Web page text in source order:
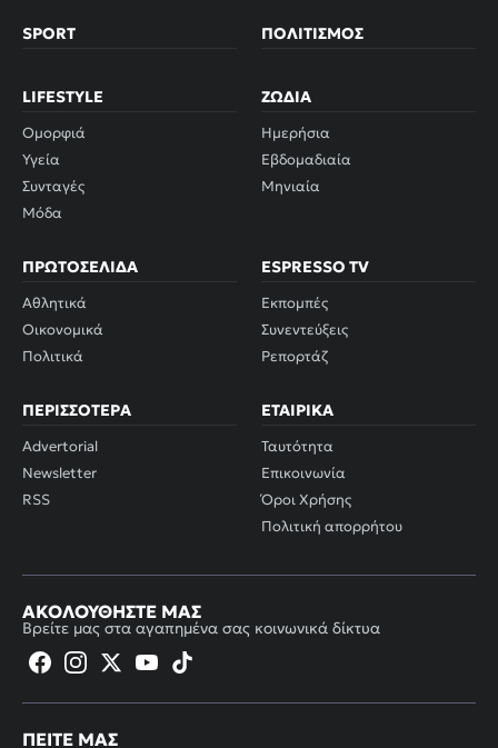
SPORT ΠΟΛΙΤΙΣΜΌΣ
LIFESTYLE
Ομορφιά
Υγεία
Συνταγές
Μόδα
ΖΏΔΙΑ
Ημερήσια
Εβδομαδιαία
Μηνιαία
ΠΡΩΤΟΣΈΛΙΔΑ
Αθλητικά
Οικονομικά
Πολιτικά
ESPRESSO TV
Εκπομπές
Συνεντεύξεις
Ρεπορτάζ
ΠΕΡΙΣΣΌΤΕΡΑ
Advertorial
Newsletter
RSS
ΕΤΑΙΡΙΚΆ
Ταυτότητα
Επικοινωνία
Όροι Χρήσης
Πολιτική απορρήτου
ΑΚΟΛΟΥΘΉΣΤΕ ΜΑΣ
Βρείτε μας στα αγαπημένα σας κοινωνικά δίκτυα
ΠΕΊΤΕ ΜΑΣ